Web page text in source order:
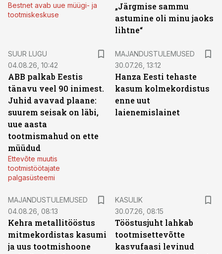
Bestnet avab uue müügi- ja
tootmiskeskuse
„Järgmise sammu
astumine oli minu jaoks
lihtne“
SUUR LUGU
04.08.26, 10:42
ABB palkab Eestis
tänavu veel 90 inimest.
Juhid avavad plaane:
suurem seisak on läbi,
uue aasta
tootmismahud on ette
müüdud
Ettevõte muutis
tootmistöötajate
palgasüsteemi
MAJANDUSTULEMUSED
30.07.26, 13:12
Hanza Eesti tehaste
kasum kolmekordistus
enne uut
laienemislainet
MAJANDUSTULEMUSED
04.08.26, 08:13
Kehra metallitööstus
mitmekordistas kasumi
ja uus tootmishoone
KASULIK
30.07.26, 08:15
Tööstusjuht lahkab
tootmisettevõtte
kasvufaasi levinud